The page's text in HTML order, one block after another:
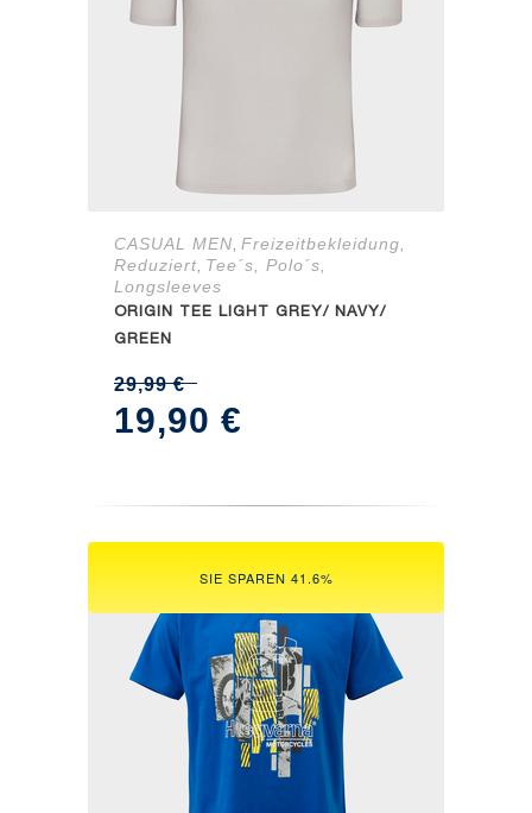
CASUAL MEN, Freizeitbekleidung,
Reduziert, Tee´s, Polo´s,
Longsleeves
ORIGIN TEE LIGHT GREY/ NAVY/
GREEN
29,99€
Ursprünglicher
19,90 €
SIE SPAREN 41.6%